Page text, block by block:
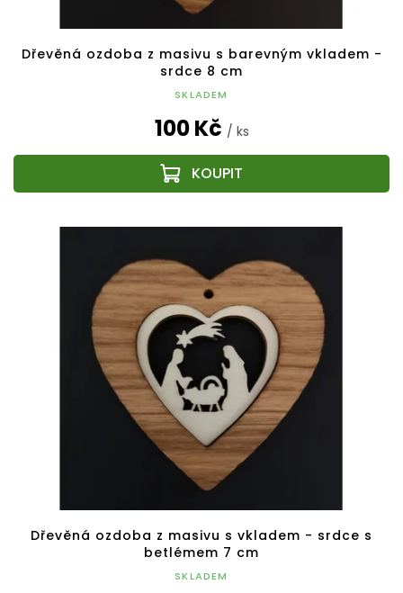
Dřevěná ozdoba z masivu s barevným vkladem -
srdce 8 cm
SKLADEM
100 Kč / ks
Dřevěná ozdoba z masivu s vkladem - srdce s
betlémem 7 cm
SKLADEM